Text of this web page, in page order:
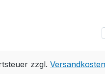
zzgl. Versandkosten